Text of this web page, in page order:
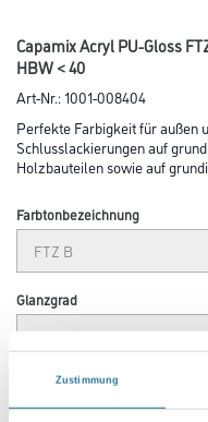
Zustimmung
Capamix Acryl PU-Gloss
HBW < 40
Art-Nr.:1001-008404
Perfekte Farbigkeit für außen
Schluss­lackierungen auf
Holzbauteilen sowie auf
Farbtonbezeichnung
Glanzgrad
Gebinde